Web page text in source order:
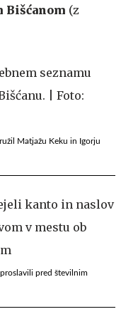
Bišćanom (z
Matjažu Keku in Igorju
pred številnim